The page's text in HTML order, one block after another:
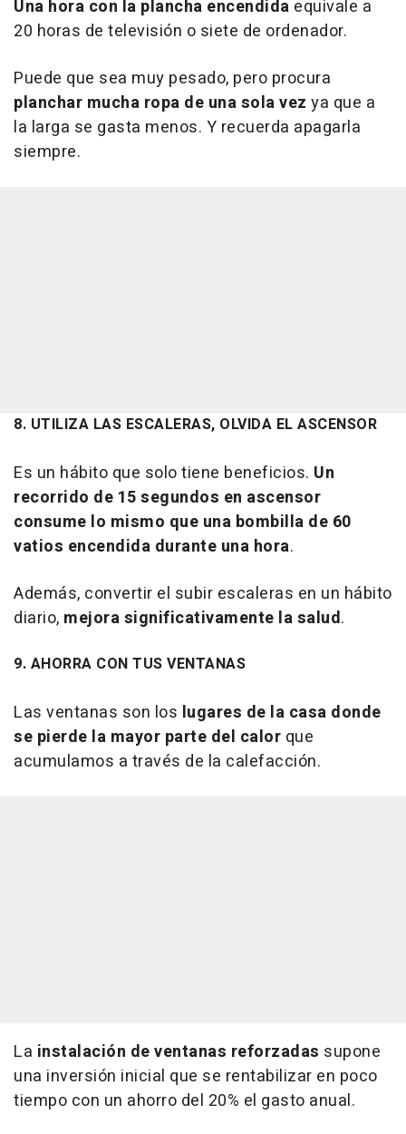
Una hora con la plancha encendida equivale a
20 horas de televisión o siete de ordenador.
Puede que sea muy pesado, pero procura
planchar mucha ropa de una sola vez ya que a
la larga se gasta menos. Y recuerda apagarla
siempre.
8. UTILIZA LAS ESCALERAS, OLVIDA EL ASCENSOR
Es un hábito que solo tiene beneficios. Un
recorrido de 15 segundos en ascensor
consume lo mismo que una bombilla de 60
vatios encendida durante una hora.
Además, convertir el subir escaleras en un hábito
diario, mejora significativamente la salud.
9. AHORRA CON TUS VENTANAS
Las ventanas son los lugares de la casa donde
se pierde la mayor parte del calor que
acumulamos a través de la calefacción.
La instalación de ventanas reforzadas supone
una inversión inicial que se rentabilizar en poco
tiempo con un ahorro del 20% el gasto anual.